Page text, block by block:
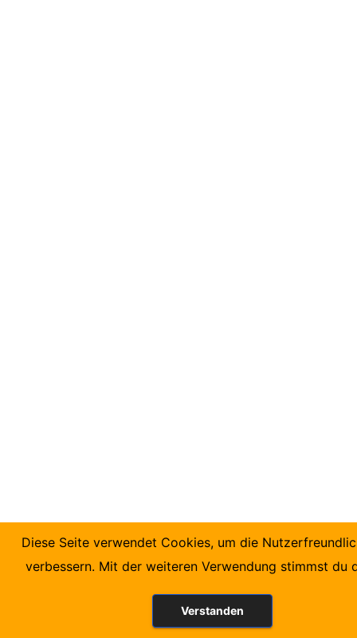
Diese Seite verwendet Cookies, um die
verbessern. Mit der weiteren Verwendung stimmst du
Verstanden